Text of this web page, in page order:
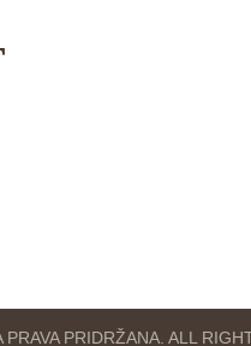
PRIDRŽANA. ALL